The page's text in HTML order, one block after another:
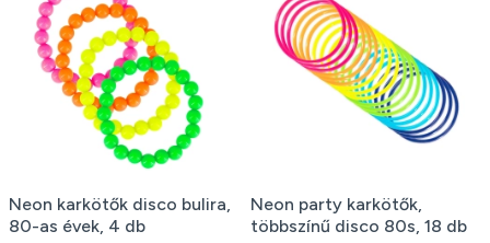
Neon karkötők disco bulira,
80-as évek, 4 db
Neon party karkötők,
többszínű disco 80s, 18 db